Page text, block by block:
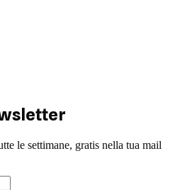
le settimane, gratis nella tua mail